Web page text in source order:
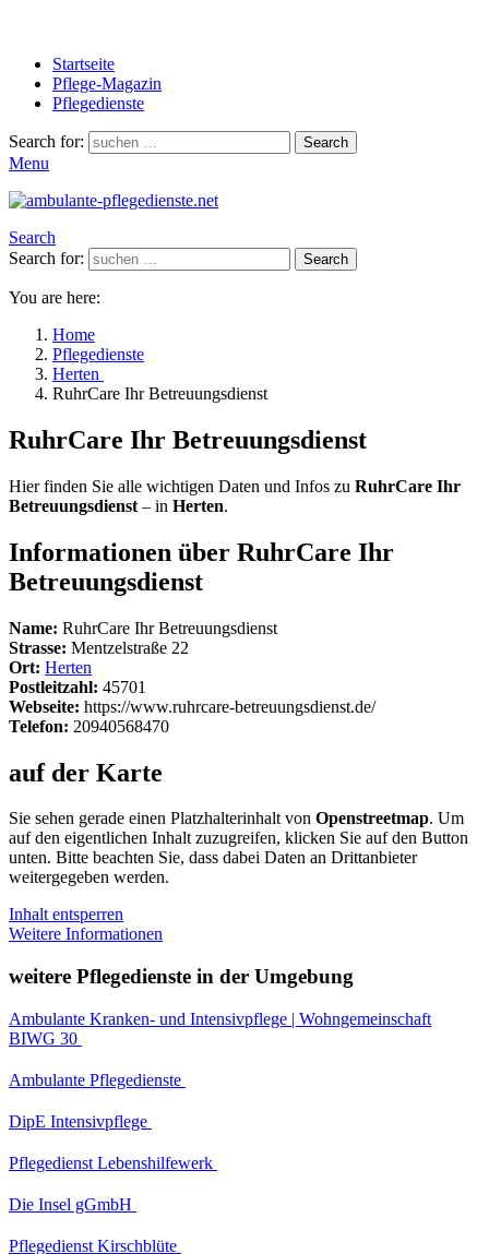
Startseite
Pflege-Magazin
Pflegedienste
Search for: Search
Menu
Search
Search for:
Search
You are here:
Home
Pflegedienste
Herten
RuhrCare Ihr Betreuungsdienst
RuhrCare Ihr Betreuungsdienst
Hier finden Sie alle wichtigen Daten und Infos zu RuhrCare Ihr
Betreuungsdienst – in Herten.
Informationen über RuhrCare Ihr
Betreuungsdienst
Name: RuhrCare Ihr Betreuungsdienst
Strasse: Mentzelstraße 22
Ort: Herten
Postleitzahl: 45701
Webseite: https://www.ruhrcare-betreuungsdienst.de/
Telefon: 20940568470
auf der Karte
Sie sehen gerade einen Platzhalterinhalt von Openstreetmap. Um
auf den eigentlichen Inhalt zuzugreifen, klicken Sie auf den Button
unten. Bitte beachten Sie, dass dabei Daten an Drittanbieter
weitergegeben werden.
Inhalt entsperren
Weitere Informationen
weitere Pflegedienste in der Umgebung
Ambulante Kranken- und Intensivpflege | Wohngemeinschaft
BIWG 30
Ambulante Pflegedienste
DipE Intensivpflege
Pflegedienst Lebenshilfewerk
Die Insel gGmbH
Pflegedienst Kirschblüte